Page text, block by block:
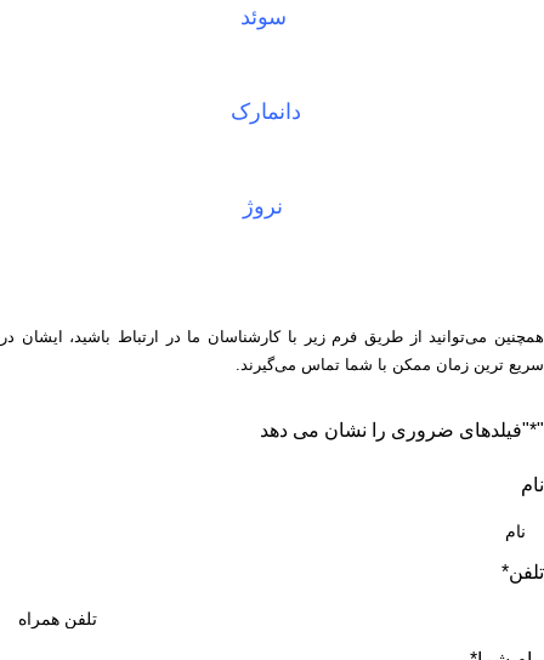
سوئد
دانمارک
نروژ
همچنین می‌توانید از طریق فرم زیر با کارشناسان ما در ارتباط باشید، ایشان در
سریع ترین زمان ممکن با شما تماس می‌گیرند.
"
*"فیلدهای ضروری را نشان می دهد
نام
تلفن*